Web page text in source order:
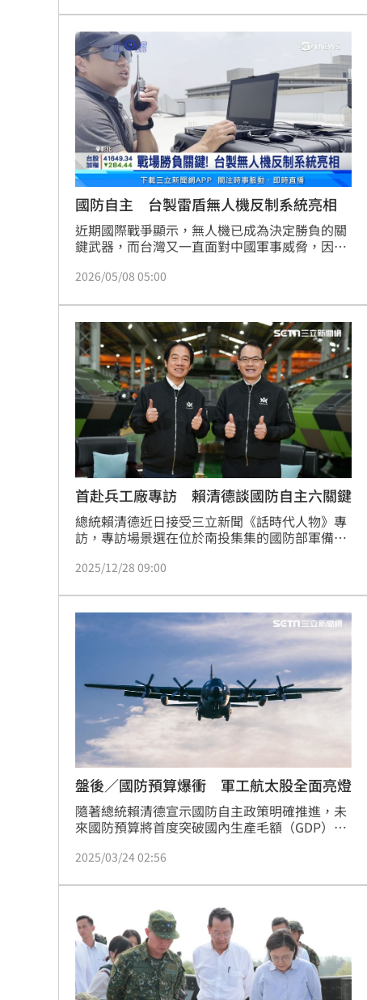
新／7縣市大雨特報 大雷雨最新警戒區
中颱白海豚逐漸逼近 北市工地鷹架突倒塌
千人烤蚵又來了！不畏35度高溫啖鮮甜海
月經期發胖很正常?順著荷爾蒙「7天」燃
藥華藥AOP仲裁出爐 公司財務無重大影
台灣彩券開獎直播中 20:31
LIVE三立+24小時直播 15:27
三立iNEWS新聞台線上直播
商場戰國來臨 台中「頂奢大道」逐漸成形
台彩父親節推新刮刮樂千萬頭獎超「爸」氣
「拍片人的多重宇宙」職涯論壇9/12登場
8國球員齊聚高雄 Formosa 7s掀足球熱潮
理想混蛋號召粉絲跨海追星吃美食！ 18:15
到和平目標。賴清德並強調，台灣篤信以實力達
到和平，政府將持續落實國防自主，推動國艦國
造、國機國造及無人機發展，希望國人支持，也
呼籲立法院不分黨派共同支持國防部提出的特別
預算。
國防自主 台製雷盾無人機反制系統亮相
近期國際戰爭顯示，無人機已成為決定勝負的關
鍵武器，而台灣又一直面對中國軍事威脅，因此
偵測反制無人機的軍用設備，可同時鎖定超過
之一。
2026/05/08 05:00
首赴兵工廠專訪 賴清德談國防自主六關鍵
總統賴清德近日接受三立新聞《話時代人物》專
訪，專訪場景選在位於南投集集的國防部軍備局
直接前進營區。
2025/12/28 09:00
盤後／國防預算爆衝 軍工航太股全面亮燈
隨著總統賴清德宣示國防自主政策明確推進，未
來國防預算將首度突破國內生產毛額（GDP）
工股買氣，今（24）盤面上航太概念股再掀強勢
一（8222）今日盤中紛紛亮燈漲停，成功吸引資
金聚焦，成為盤面人氣指標族群。
2025/03/24 02:56